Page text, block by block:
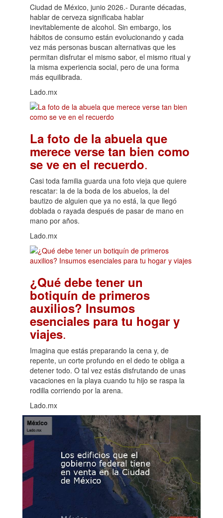
Ciudad de México, junio 2026.- Durante décadas,
hablar de cerveza significaba hablar
inevitablemente de alcohol. Sin embargo, los
hábitos de consumo están evolucionando y cada
vez más personas buscan alternativas que les
permitan disfrutar el mismo sabor, el mismo ritual y
la misma experiencia social, pero de una forma
más equilibrada.
Lado.mx
La foto de la abuela que
merece verse tan bien como
se ve en el recuerdo.
Casi toda familia guarda una foto vieja que quiere
rescatar: la de la boda de los abuelos, la del
bautizo de alguien que ya no está, la que llegó
doblada o rayada después de pasar de mano en
mano por años.
Lado.mx
¿Qué debe tener un
botiquín de primeros
auxilios? Insumos
esenciales para tu hogar y
viajes.
Imagina que estás preparando la cena y, de
repente, un corte profundo en el dedo te obliga a
detener todo. O tal vez estás disfrutando de unas
vacaciones en la playa cuando tu hijo se raspa la
rodilla corriendo por la arena.
Lado.mx